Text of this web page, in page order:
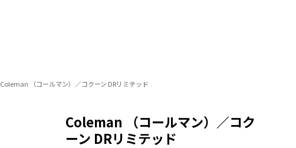
Coleman （コールマン）／コクーン DRリミテッド
Coleman （コールマン）／コク
ーン DRリミテッド